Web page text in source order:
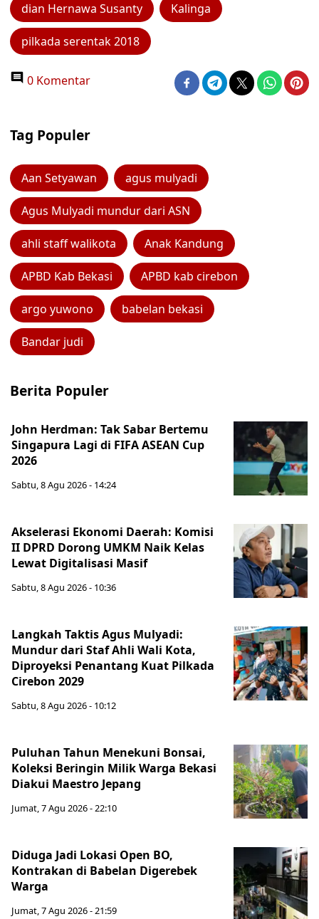
dian Hernawa Susanty Kalinga
pilkada serentak 2018
0 Komentar
Tag Populer
Aan Setyawan agus mulyadi
Agus Mulyadi mundur dari ASN
ahli staff walikota Anak Kandung
APBD Kab Bekasi APBD kab cirebon
argo yuwono babelan bekasi
Bandar judi
Berita Populer
John Herdman: Tak Sabar Bertemu
Singapura Lagi di FIFA ASEAN Cup
2026
Sabtu, 8 Agu 2026 - 14:24
Akselerasi Ekonomi Daerah: Komisi
II DPRD Dorong UMKM Naik Kelas
Lewat Digitalisasi Masif
Sabtu, 8 Agu 2026 - 10:36
Langkah Taktis Agus Mulyadi:
Mundur dari Staf Ahli Wali Kota,
Diproyeksi Penantang Kuat Pilkada
Cirebon 2029
Sabtu, 8 Agu 2026 - 10:12
Puluhan Tahun Menekuni Bonsai,
Koleksi Beringin Milik Warga Bekasi
Diakui Maestro Jepang
Jumat, 7 Agu 2026 - 22:10
Diduga Jadi Lokasi Open BO,
Kontrakan di Babelan Digerebek
Warga
Jumat, 7 Agu 2026 - 21:59